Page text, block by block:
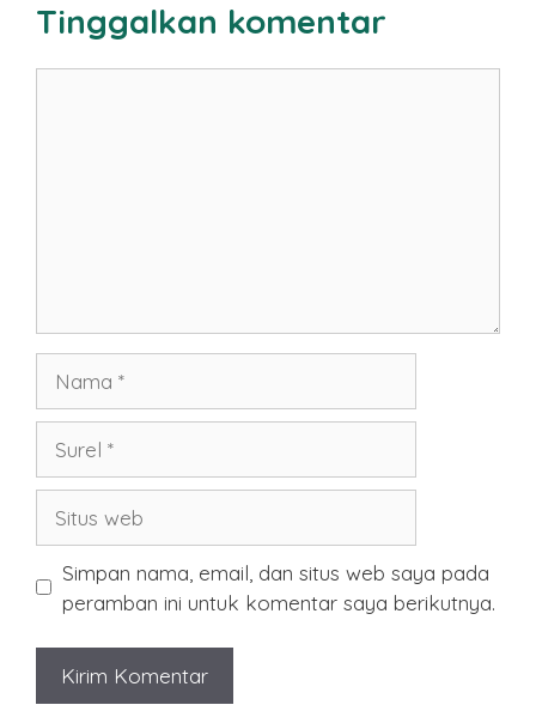
Tinggalkan komentar
web
Simpan nama, email, dan situs web saya pada
peramban ini untuk komentar saya berikutnya.